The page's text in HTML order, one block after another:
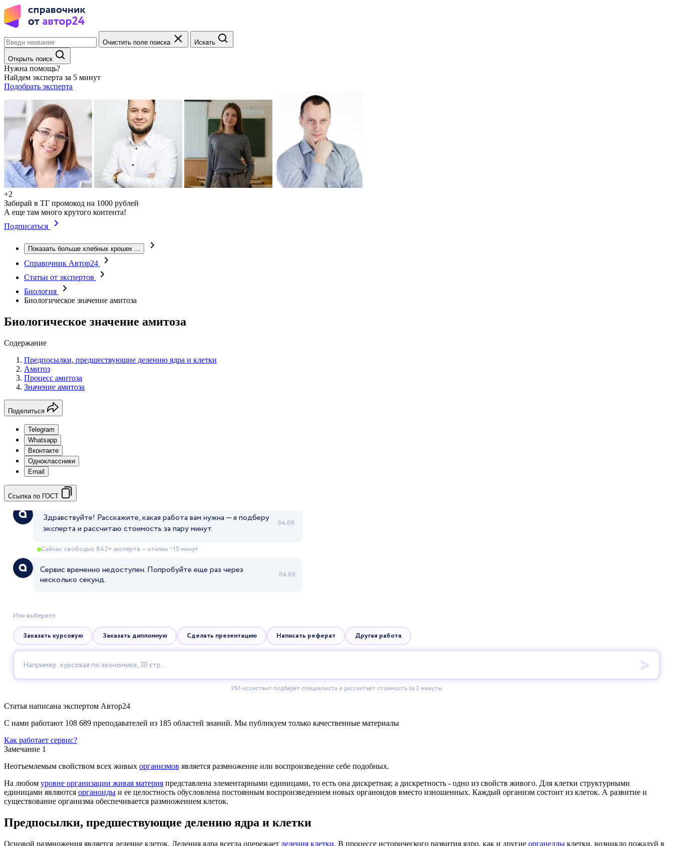
Очистить поле поиска Искать
Открыть поиск
Нужна помощь?
Найдем эксперта за 5 минут
Подобрать эксперта
+2
Забирай в ТГ промокод на 1000 рублей
А еще там много крутого контента!
Подписаться
Показать больше хлебных крошек ...
Справочник Автор24
Статьи от экспертов
Биология
Биологическое значение амитоза
Биологическое значение амитоза
Содержание
Предпосылки, предшествующие делению ядра и клетки
Амитоз
Процесс амитоза
Значение амитоза
Поделиться
Telegram
Whatsapp
Вконтакте
Одноклассники
Email
Ссылка по ГОСТ
Статья написана экспертом Автор24
С нами работают 108 689 преподавателей из 185 областей знаний. Мы публикуем только качественные материалы
Как работает сервис?
Замечание 1
Неотъемлемым свойством всех живых организмов является размножение или воспроизведение себе подобных.
На любом уровне организации живая материя представлена элементарными единицами, то есть она дискретная; а дискретность - одно из свойств живого. Для клетки структурными
единицами являются органоиды и ее целостность обусловлена постоянным воспроизведением новых органоидов вместо изношенных. Каждый организм состоит из клеток. А развитие и
существование организма обеспечивается размножением клеток.
Предпосылки, предшествующие делению ядра и клетки
Основой размножения является деление клеток. Деления ядра всегда опережает деления клетки. В процессе исторического развития ядро, как и другие органеллы клетки, возникло пожалуй в